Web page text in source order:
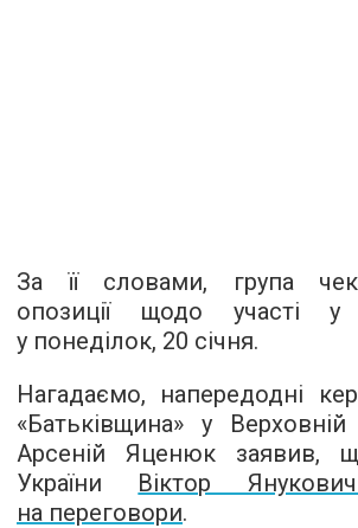
За її словами, група
опозиції щодо участі у
у понеділок, 20 січня.
Нагадаємо, напередодні
«Батьківщина» у Верховній
Арсеній Яценюк заявив,
України Віктор
на переговори.